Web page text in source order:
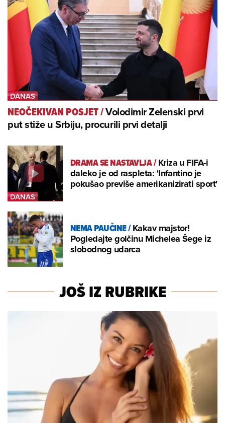
NEOČEKIVAN POSJET/Volodimir Zelenski prvi
put stiže u Srbiju, procurili prvi detalji
DRAMA SE NASTAVLJA/Kriza u FIFA-i
daleko je od raspleta: 'Infantino je
pokušao previše amerikanizirati sport'
NEMA PAUČINE/Kakav majstor!
Pogledajte golčinu Michelea Šege iz
slobodnog udarca
JOŠ IZ RUBRIKE